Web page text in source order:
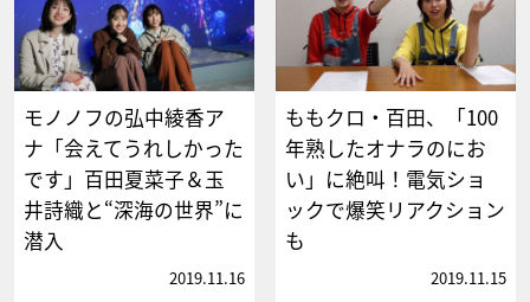
モノノフの弘中綾香ア
ナ「会えてうれしかった
です」百田夏菜子＆玉
井詩織と“深海の世界”に
潜入
2019.11.16
ももクロ・百田、「100
年熟したオナラのにお
い」に絶叫！電気ショ
ックで爆笑リアクション
も
2019.11.15